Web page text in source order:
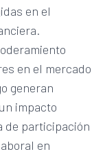
en el
en el mercado
generan
impacto
de participación
en